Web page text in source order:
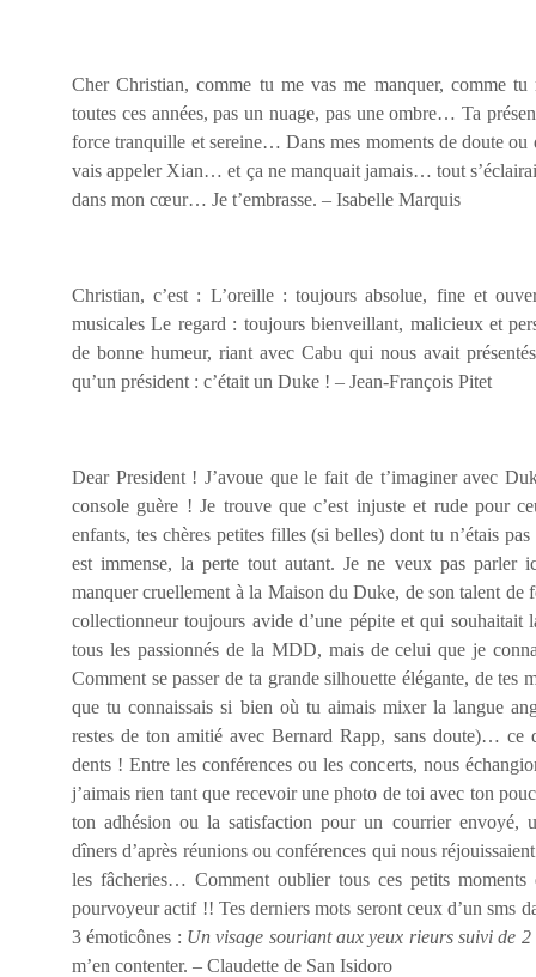
Cher Christian, comme tu me vas me manquer, comme
toutes ces années, pas un nuage, pas une ombre… Ta
force tranquille et sereine… Dans mes moments de doute ou
vais appeler Xian… et ça ne manquait jamais… tout
dans mon cœur… Je t’embrasse. – Isabelle Marquis
Christian, c’est : L’oreille : toujours absolue, fine et
musicales Le regard : toujours bienveillant, malicieux et
de bonne humeur, riant avec Cabu qui nous avait
qu’un président : c’était un Duke ! – Jean-François Pitet
Dear President ! J’avoue que le fait de t’imaginer avec
console guère ! Je trouve que c’est injuste et rude pour
enfants, tes chères petites filles (si belles) dont tu n’étais
est immense, la perte tout autant. Je ne veux pas parler
manquer cruellement à la Maison du Duke, de son talent de
collectionneur toujours avide d’une pépite et qui souhaitait
tous les passionnés de la MDD, mais de celui que je
Comment se passer de ta grande silhouette élégante, de tes
que tu connaissais si bien où tu aimais mixer la langue
restes de ton amitié avec Bernard Rapp, sans doute)… ce
dents ! Entre les conférences ou les concerts, nous
j’aimais rien tant que recevoir une photo de toi avec ton
ton adhésion ou la satisfaction pour un courrier
dîners d’après réunions ou conférences qui nous
les fâcheries… Comment oublier tous ces petits
pourvoyeur actif !! Tes derniers mots seront ceux d’un sms
3 émoticônes : Un visage souriant aux yeux rieurs suivi de
m’en contenter. – Claudette de San Isidoro